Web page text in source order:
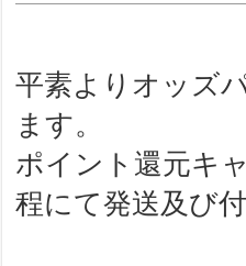
平素よりオッズ
ます。
ポイント還元キ
程にて発送及び